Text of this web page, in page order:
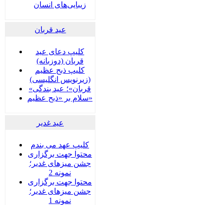
زیبایی‌های انسان
عید قربان
کلیپ دعای عید
قربان (دوزبانه)
کلیپ ذبح عظیم
(زیرنویس انگلیسی)
«قربان»؛ عید بندگی
سلام بر «ذبح عظیم»
عید غدير
کلیپ عهد می بندم
محتوا جهت برگزاری
جشن میزهای غدیر؛
نمونه 2
محتوا جهت برگزاری
جشن میزهای غدیر؛
نمونه 1